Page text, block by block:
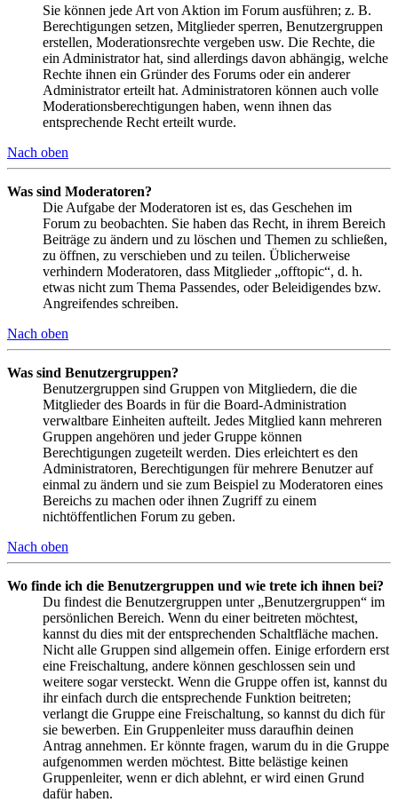
Sie können jede Art von Aktion im Forum ausführen; z. B.
Berechtigungen setzen, Mitglieder sperren, Benutzergruppen
erstellen, Moderationsrechte vergeben usw. Die Rechte, die
ein Administrator hat, sind allerdings davon abhängig, welche
Rechte ihnen ein Gründer des Forums oder ein anderer
Administrator erteilt hat. Administratoren können auch volle
Moderationsberechtigungen haben, wenn ihnen das
entsprechende Recht erteilt wurde.
Nach oben
Was sind Moderatoren?
Die Aufgabe der Moderatoren ist es, das Geschehen im
Forum zu beobachten. Sie haben das Recht, in ihrem Bereich
Beiträge zu ändern und zu löschen und Themen zu schließen,
zu öffnen, zu verschieben und zu teilen. Üblicherweise
verhindern Moderatoren, dass Mitglieder „offtopic“, d. h.
etwas nicht zum Thema Passendes, oder Beleidigendes bzw.
Angreifendes schreiben.
Nach oben
Was sind Benutzergruppen?
Benutzergruppen sind Gruppen von Mitgliedern, die die
Mitglieder des Boards in für die Board-Administration
verwaltbare Einheiten aufteilt. Jedes Mitglied kann mehreren
Gruppen angehören und jeder Gruppe können
Berechtigungen zugeteilt werden. Dies erleichtert es den
Administratoren, Berechtigungen für mehrere Benutzer auf
einmal zu ändern und sie zum Beispiel zu Moderatoren eines
Bereichs zu machen oder ihnen Zugriff zu einem
nichtöffentlichen Forum zu geben.
Nach oben
Wo finde ich die Benutzergruppen und wie trete ich ihnen bei?
Du findest die Benutzergruppen unter „Benutzergruppen“ im
persönlichen Bereich. Wenn du einer beitreten möchtest,
kannst du dies mit der entsprechenden Schaltfläche machen.
Nicht alle Gruppen sind allgemein offen. Einige erfordern erst
eine Freischaltung, andere können geschlossen sein und
weitere sogar versteckt. Wenn die Gruppe offen ist, kannst du
ihr einfach durch die entsprechende Funktion beitreten;
verlangt die Gruppe eine Freischaltung, so kannst du dich für
sie bewerben. Ein Gruppenleiter muss daraufhin deinen
Antrag annehmen. Er könnte fragen, warum du in die Gruppe
aufgenommen werden möchtest. Bitte belästige keinen
Gruppenleiter, wenn er dich ablehnt, er wird einen Grund
dafür haben.